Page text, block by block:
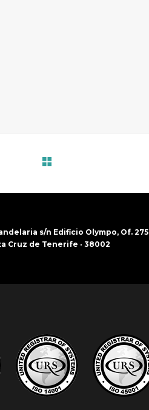
s/n Edificio Olympo, Of. 275
Cruz de Tenerife · 38002